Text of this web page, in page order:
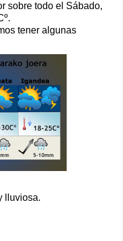
sobre todo el Sábado,
tener algunas
lluviosa.